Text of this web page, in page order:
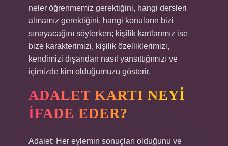
neler öğrenmemiz gerektiğini, hangi dersleri
almamız gerektiğini, hangi konuların bizi
sınayacağını söylerken; kişilik kartlarımız ise
bize karakterimizi, kişilik özelliklerimizi,
kendimizi dışarıdan nasıl yansıttığımızı ve
içimizde kim olduğumuzu gösterir.
ADALET KARTI NEYI
IFADE EDER?
Adalet: Her eylemin sonuçları olduğunu ve